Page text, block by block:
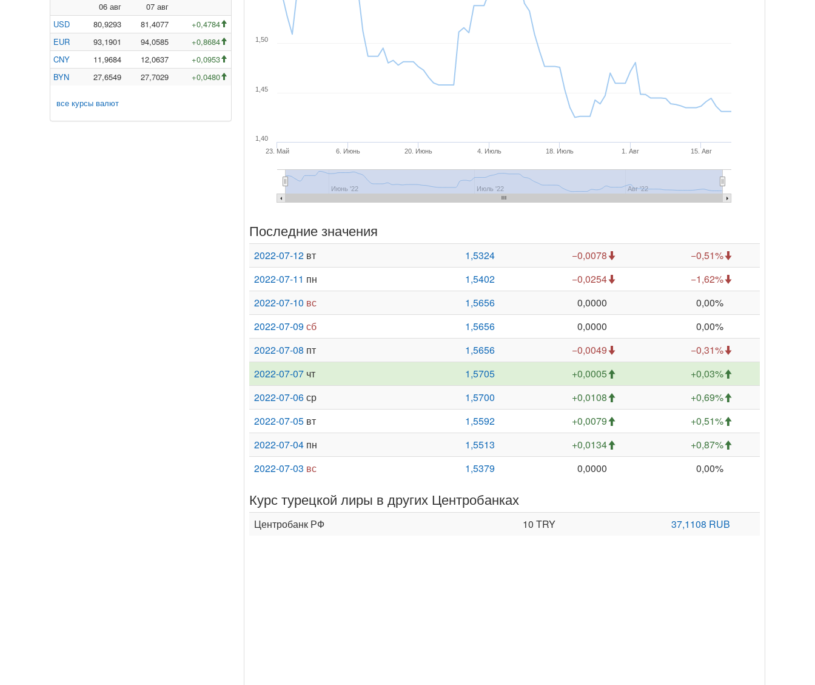
06 авг
07 авг
USD
80,9293 81,4077
+0,4784
EUR
93,1901 94,0585
+0,8684
CNY
11,9684 12,0637
+0,0953
BYN
27,6549 27,7029 +0,0480
все курсы валют
23. Май 6. Июнь 20. Июнь 4. Июль 18. Июль 1. Авг 15. Авг
Июнь '22 Июль '22 Авг '22
1,40
1,45
1,50
Последние значения
2022-07-12 вт 1,5324 −0,0078
−0,51%
2022-07-11 пн 1,5402 −0,0254
−1,62%
2022-07-10 вс 1,5656 0,0000
0,00%
2022-07-09сб 1,5656 0,0000
0,00%
2022-07-08 пт 1,5656 −0,0049
−0,31%
2022-07-07 чт 1,5705 +0,0005
+0,03%
2022-07-06ср 1,5700 +0,0108
+0,69%
2022-07-05 вт 1,5592 +0,0079
+0,51%
2022-07-04 пн 1,5513 +0,0134
+0,87%
2022-07-03 вс 1,5379 0,0000 0,00%
Курс турецкой лиры в других Центробанках
Центробанк РФ 10 TRY 37,1108 RUB